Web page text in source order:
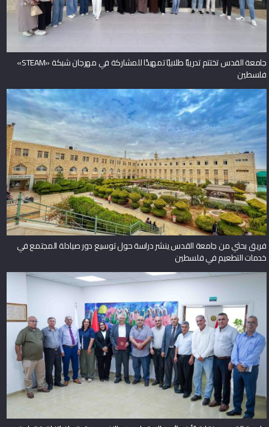
جامعة القدس تختتم تدريبًا طلابيًا تمهيدًا للمشاركة في مهرجان شبكة «STEAM»
فلسطين
فريق بحثي من جامعة القدس ينشر دراسة حول توسيع دور صيادلة المجتمع في
خدمات التطعيم في فلسطين